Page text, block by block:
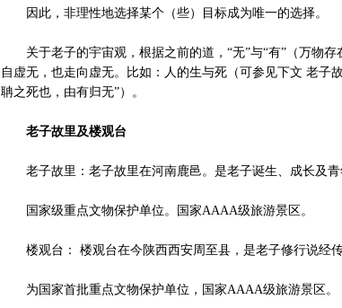
因此，非理性地选择某个（些）目标成为唯一的选择。
关于老子的宇宙观，根据之前的道，“无”与“有”（万物存
自虚无，也走向虚无。比如：人的生与死（可参见下文 老子
聃之死也，由有归无”）。
老子故里及楼观台
老子故里：老子故里在河南鹿邑。是老子诞生、成长及青
国家级重点文物保护单位。国家AAAA级旅游景区。
楼观台： 楼观台在今陕西西安周至县，是老子修行说经传
为国家首批重点文物保护单位，国家AAAA级旅游景区。